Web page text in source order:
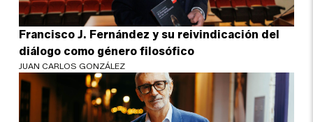
Francisco J. Fernández y su reivindicación del
diálogo como género filosófico
JUAN CARLOS GONZÁLEZ